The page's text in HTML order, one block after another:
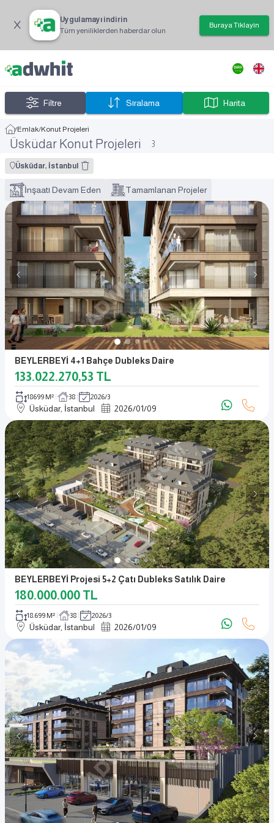
Uygulamayı indirin
Tüm yeniliklerden haberdar olun
Buraya Tıklayın
Filtre Sıralama Harita
/Emlak/Konut Projeleri
Üsküdar Konut Projeleri 3
Üsküdar, İstanbul
İnşaatı Devam Eden Tamamlanan Projeler
BEYLERBEYİ 4+1 Bahçe Dubleks Daire
133.022.270,53 TL
18699 M² 38 2026/3
Üsküdar, İstanbul 2026/01/09
BEYLERBEYİ Projesi 5+2 Çatı Dubleks Satılık Daire
180.000.000 TL
18.699 M² 38 2026/3
Üsküdar, İstanbul 2026/01/09